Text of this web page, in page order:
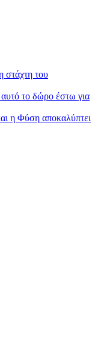
στάχτη του
το δώρο έστω για
η Φύση αποκαλύπτει